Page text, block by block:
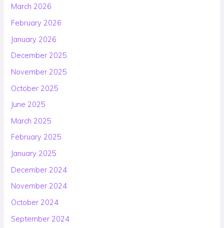
March 2026
February 2026
January 2026
December 2025
November 2025
October 2025
June 2025
March 2025
February 2025
January 2025
December 2024
November 2024
October 2024
September 2024